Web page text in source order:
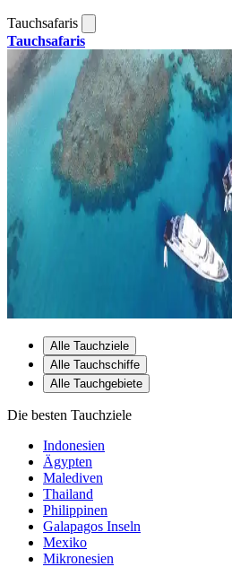
Tauchsafaris
Tauchsafaris
Alle Tauchziele
Alle Tauchschiffe
Alle Tauchgebiete
Die besten Tauchziele
Indonesien
Ägypten
Malediven
Thailand
Philippinen
Galapagos Inseln
Mexiko
Mikronesien